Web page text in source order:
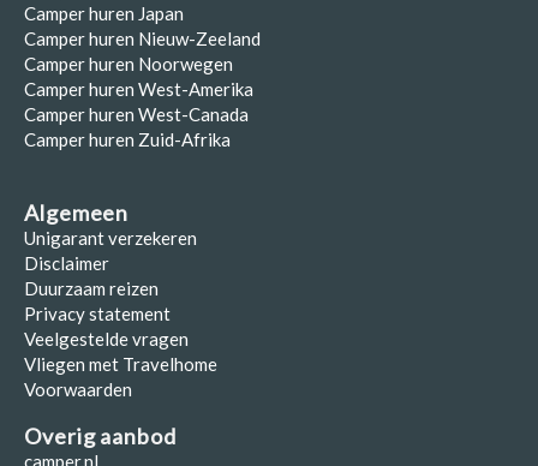
Camper huren Japan
Camper huren Nieuw-Zeeland
Camper huren Noorwegen
Camper huren West-Amerika
Camper huren West-Canada
Camper huren Zuid-Afrika
Algemeen
Unigarant verzekeren
Disclaimer
Duurzaam reizen
Privacy statement
Veelgestelde vragen
Vliegen met Travelhome
Voorwaarden
Overig aanbod
camper.nl